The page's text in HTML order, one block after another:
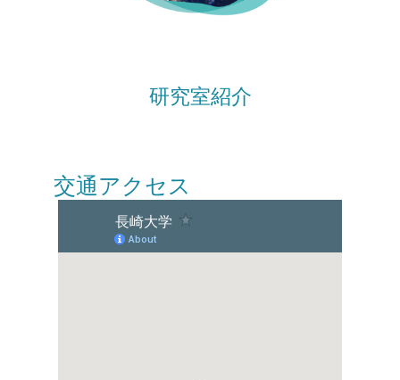
研究室紹介
交通アクセス